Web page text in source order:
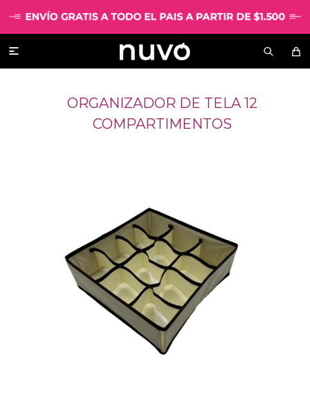

ORGANIZADOR DE TELA 12
COMPARTIMENTOS